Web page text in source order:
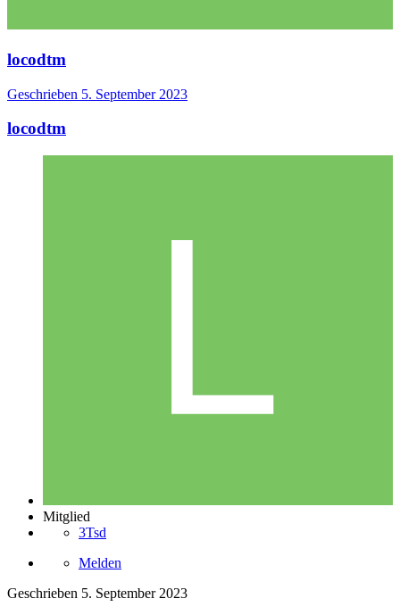
locodtm
Geschrieben 5. September 2023
locodtm
Mitglied
3Tsd
Melden
Geschrieben 5. September 2023